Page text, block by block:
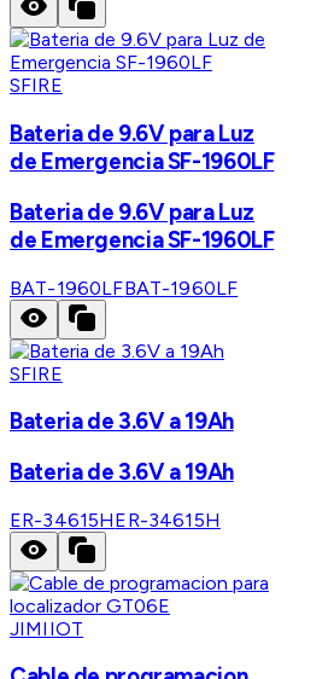
SFIRE
Bateria de 9.6V para Luz
de Emergencia SF-1960LF
Bateria de 9.6V para Luz
de Emergencia SF-1960LF
BAT-1960LFBAT-1960LF
SFIRE
Bateria de 3.6V a 19Ah
Bateria de 3.6V a 19Ah
ER-34615HER-34615H
JIMIIOT